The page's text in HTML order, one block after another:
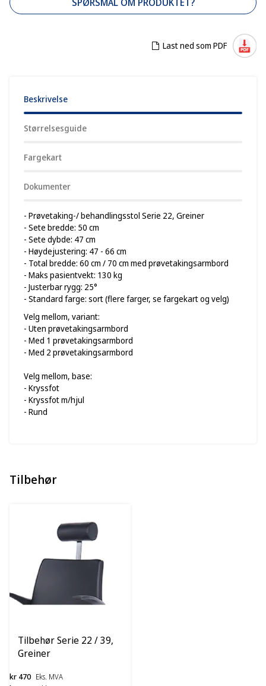
Last ned som PDF
Beskrivelse
Størrelsesguide
Fargekart
Dokumenter
- Prøvetaking-/ behandlingsstol Serie 22, Greiner
- Sete bredde: 50 cm
- Sete dybde: 47 cm
- Høydejustering: 47 - 66 cm
- Total bredde: 60 cm / 70 cm med prøvetakingsarmbord
- Maks pasientvekt: 130 kg
- Justerbar rygg: 25°
- Standard farge: sort (flere farger, se fargekart og velg)
Velg mellom, variant:
- Uten prøvetakingsarmbord
- Med 1 prøvetakingsarmbord
- Med 2 prøvetakingsarmbord
Velg mellom, base:
- Kryssfot
- Kryssfot m/hjul
- Rund
Tilbehør
Tilbehør Serie 22 / 39,
Greiner
kr 470 Eks. MVA